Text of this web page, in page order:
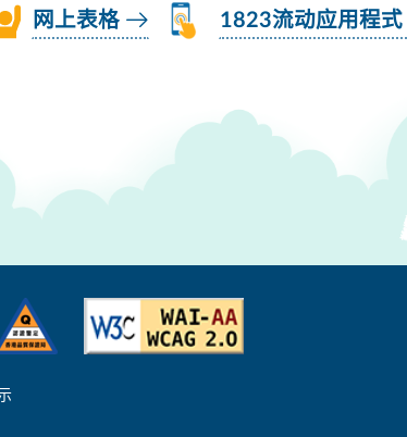
网上表格 1823流动应用程式